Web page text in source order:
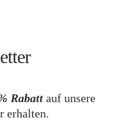
Rabatt auf unsere
erhalten.